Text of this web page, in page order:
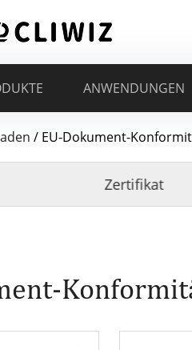
ANWENDUNGEN
/ EU-Dokument-
Zertifikat